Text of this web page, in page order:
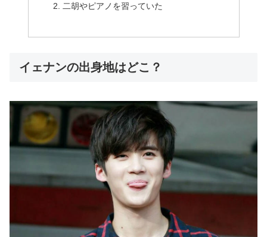
二胡やピアノを習っていた
イェナンの出身地はどこ？